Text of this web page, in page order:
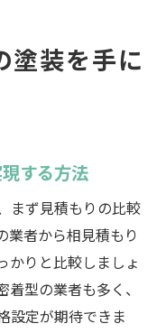
塗装を手に
する方法
まず見積もりの比較
業者から相見積もり
かりと比較しましょ
型の業者も多く、
設定が期待できま